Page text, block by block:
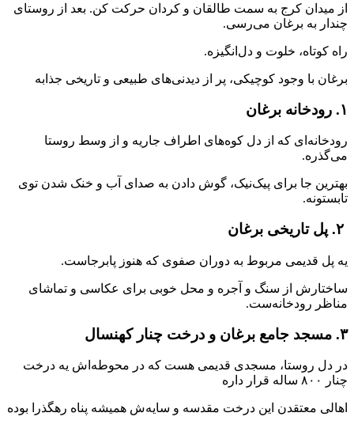
از میدان کرج به سمت طالقان و کردان حرکت کن. بعد از روستای
چندار به برغان می‌رسی.
راه کوتاه، خلوت و دل‌انگیزه.
برغان با وجود کوچیکی، پر از دیدنی‌های طبیعی و تاریخی جذابه
۱. رودخانه برغان
رودخانه‌ای که از دل کوه‌های اطراف جاریه و از وسط روستا
می‌گذره.
بهترین جا برای پیک‌نیک، گوش دادن به صدای آب و خنک شدن توی
تابستونه.
یه پل قدیمی مربوط به دوران صفوی که هنوز پابرجاست.
ساختارش از سنگ و آجره و محل خوبی برای عکاسی و تماشای
مناظر رودخانه‌ست.
۳. مسجد جامع برغان و درخت چنار کهنسال
در دل روستا، مسجدی قدیمی هست که در محوطه‌اش یه درخت
چنار ۸۰۰ ساله قرار داره
اهالی معتقدن این درخت مقدسه و سایه‌ش همیشه پناه رهگذرا بوده